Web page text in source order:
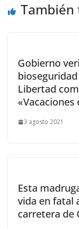
También
Gobierno
Libertad
«Vacaciones
3 agosto 2021
Esta
vida en fatal
carretera de